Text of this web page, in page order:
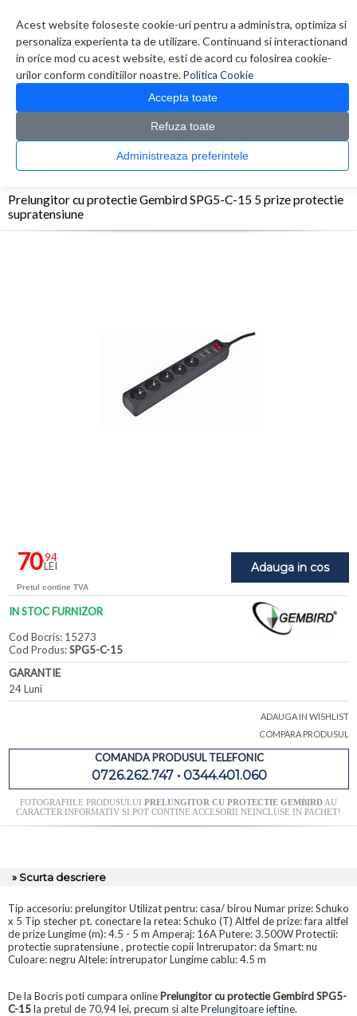
Acest website foloseste cookie-uri pentru a administra, optimiza si
personaliza experienta ta de utilizare. Continuand si interactionand
in orice mod cu acest website, esti de acord cu folosirea cookie-
urilor conform conditiilor noastre.Politica Cookie
Accepta toate
Refuza toate
Administreaza preferintele
0 produs(e)
CATALOG PRODUSE
UPS - Protectie > Prelungitoare > Prelungitor cu protectie Gembird
Prelungitor cu protectie Gembird SPG5-C-15 5 prize protectie
supratensiune
Adauga in cos
70,94
LEI
Pretul contine TVA
IN STOC FURNIZOR
Cod Bocris: 15273
Cod Produs:SPG5-C-15
GARANTIE
24 Luni
ADAUGA IN WISHLIST
COMPARA PRODUSUL
COMANDA PRODUSUL TELEFONIC
0726.262.747 • 0344.401.060
FOTOGRAFIILE PRODUSULUI PRELUNGITOR CU PROTECTIE GEMBIRDAU
CARACTER INFORMATIV SI POT CONTINE ACCESORII NEINCLUSE IN PACHET!
» Scurta descriere
Tip accesoriu: prelungitor Utilizat pentru: casa/ birou Numar prize: Schuko
x 5 Tip stecher pt. conectare la retea: Schuko (T) Altfel de prize: fara altfel
de prize Lungime (m): 4.5 - 5 m Amperaj: 16A Putere: 3.500W Protectii:
protectie supratensiune , protectie copii Intrerupator: da Smart: nu
Culoare: negru Altele: intrerupator Lungime cablu: 4.5 m
De la Bocris poti cumpara online Prelungitor cu protectie Gembird SPG5-
C-15la pretul de 70,94 lei, precum si altePrelungitoare ieftine.